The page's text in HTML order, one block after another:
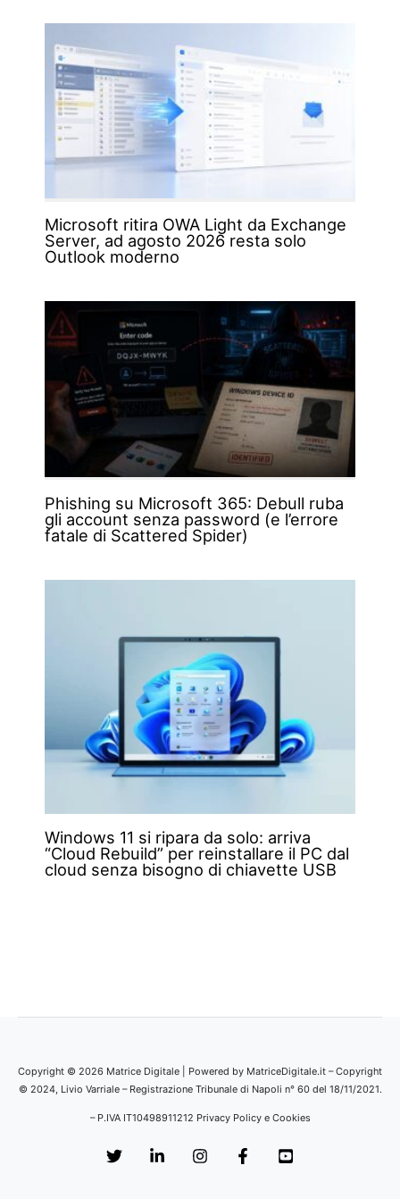
Microsoft ritira OWA Light da Exchange
Server, ad agosto 2026 resta solo
Outlook moderno
Phishing su Microsoft 365: Debull ruba
gli account senza password (e l’errore
fatale di Scattered Spider)
Windows 11 si ripara da solo: arriva
“Cloud Rebuild” per reinstallare il PC dal
cloud senza bisogno di chiavette USB
Copyright © 2026 Matrice Digitale | Powered by MatriceDigitale.it – Copyright
© 2024, Livio Varriale – Registrazione Tribunale di Napoli n° 60 del 18/11/2021.
– P.IVA IT10498911212 Privacy Policy e Cookies